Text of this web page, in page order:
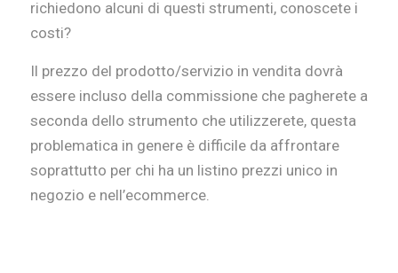
richiedono alcuni di questi strumenti, conoscete i
costi?
Il prezzo del prodotto/servizio in vendita dovrà
essere incluso della commissione che pagherete a
seconda dello strumento che utilizzerete, questa
problematica in genere è difficile da affrontare
soprattutto per chi ha un listino prezzi unico in
negozio e nell’ecommerce.